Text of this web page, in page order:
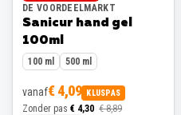
DE VOORDEELMARKT
Sanicur hand gel
100ml
100 ml 500 ml
vanaf€ 4,09 KLUSPAS
Zonder pas € 4,30 € 8,89